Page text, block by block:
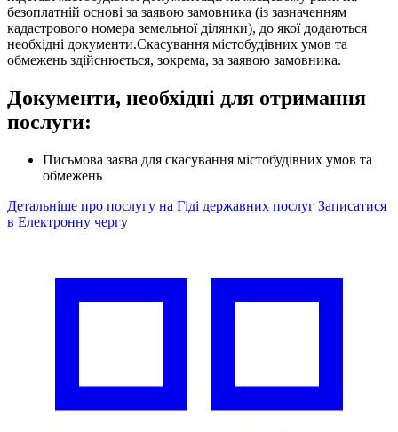
безоплатній основі за заявою замовника (із зазначенням
кадастрового номера земельної ділянки), до якої додаються
необхідні документи.Скасування містобудівних умов та
обмежень здійснюється, зокрема, за заявою замовника.
Документи, необхідні для отримання
послуги:
Письмова заява для скасування містобудівних умов та
обмежень
Детальніше про послугу на Гіді державних послуг Записатися
в Електронну чергу